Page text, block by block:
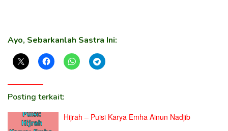
Ayo, Sebarkanlah Sastra Ini:
Posting terkait:
Hijrah – Puisi Karya Emha Ainun Nadjib